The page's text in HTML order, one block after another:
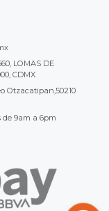
LOMAS DE
CDMX
Otzacatipan,50210
de 9am a 6pm